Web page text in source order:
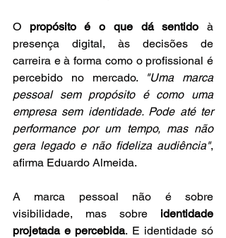
O propósito é o que dá sentido à
presença digital, às decisões de
carreira e à forma como o profissional é
percebido no mercado.
"Uma marca
pessoal sem propósito é como uma
empresa sem identidade. Pode até ter
performance por um tempo, mas não
gera legado e não fideliza audiência",
afirma Eduardo Almeida.
A marca pessoal não é sobre
visibilidade, mas sobre identidade
projetada e percebida. E identidade só